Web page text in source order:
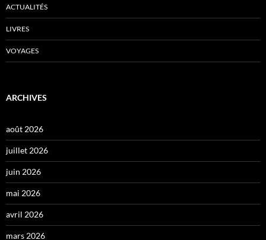
ACTUALITÉS
LIVRES
VOYAGES
ARCHIVES
août 2026
juillet 2026
juin 2026
mai 2026
avril 2026
mars 2026